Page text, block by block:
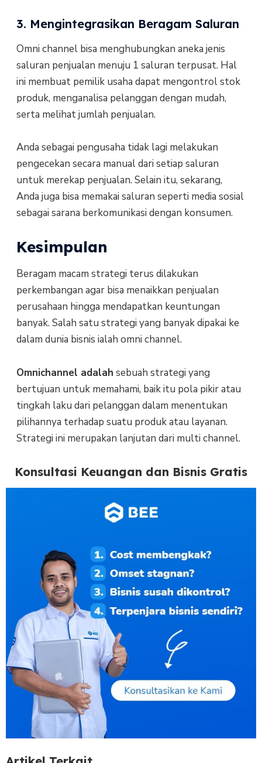
3. Mengintegrasikan Beragam Saluran
Omni channel bisa menghubungkan aneka jenis
saluran penjualan menuju 1 saluran terpusat. Hal
ini membuat pemilik usaha dapat mengontrol stok
produk, menganalisa pelanggan dengan mudah,
serta melihat jumlah penjualan.
Anda sebagai pengusaha tidak lagi melakukan
pengecekan secara manual dari setiap saluran
untuk merekap penjualan. Selain itu, sekarang,
Anda juga bisa memakai saluran seperti media sosial
sebagai sarana berkomunikasi dengan konsumen.
Kesimpulan
Beragam macam strategi terus dilakukan
perkembangan agar bisa menaikkan penjualan
perusahaan hingga mendapatkan keuntungan
banyak. Salah satu strategi yang banyak dipakai ke
dalam dunia bisnis ialah omni channel.
Omnichannel adalah sebuah strategi yang
bertujuan untuk memahami, baik itu pola pikir atau
tingkah laku dari pelanggan dalam menentukan
pilihannya terhadap suatu produk atau layanan.
Strategi ini merupakan lanjutan dari multi channel.
Konsultasi Keuangan dan Bisnis Gratis